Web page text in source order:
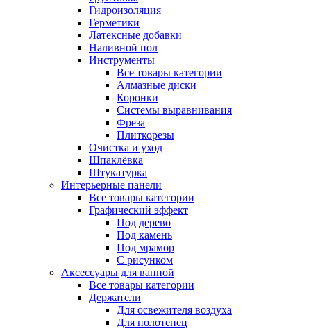
Гидроизоляция
Герметики
Латексные добавки
Наливной пол
Инструменты
Все товары категории
Алмазные диски
Коронки
Системы выравнивания
Фреза
Плиткорезы
Очистка и уход
Шпаклёвка
Штукатурка
Интерьерные панели
Все товары категории
Графический эффект
Под дерево
Под камень
Под мрамор
С рисунком
Аксессуары для ванной
Все товары категории
Держатели
Для освежителя воздуха
Для полотенец